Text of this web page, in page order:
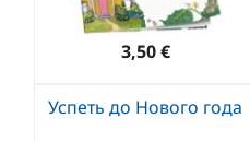
3,50 €
Успеть до Нового года